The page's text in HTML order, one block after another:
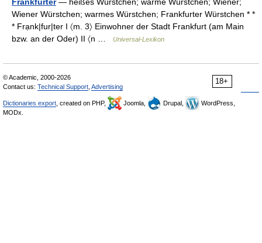
Wiener Würstchen; warmes Würstchen; Frankfurter Würstchen * *
* Frạnk|fur|ter I 〈m. 3〉 Einwohner der Stadt Frankfurt (am Main
bzw. an der Oder) II 〈n …
Universal-Lexikon
18+
© Academic, 2000-2026
Contact us: Technical Support Advertising
Dictionaries export , created on PHP, Joomla, Drupal,
WordPress,
MODx.